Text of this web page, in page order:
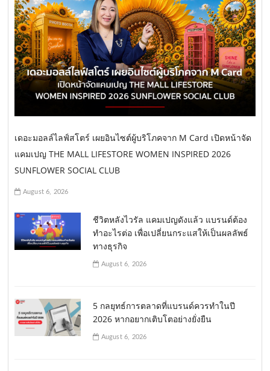
เดอะมอลล์ไลฟ์สโตร์ เผยอินไซต์ผู้บริโภคจาก M Card เปิดหน้าจัด
แคมเปญ THE MALL LIFESTORE WOMEN INSPIRED 2026
SUNFLOWER SOCIAL CLUB
August 6, 2026
ชีวิตหลังไวรัล แคมเปญดังแล้ว แบรนด์ต้อง
ทำอะไรต่อ เพื่อเปลี่ยนกระแสให้เป็นผลลัพธ์
ทางธุรกิจ
August 6, 2026
5 กลยุทธ์การตลาดที่แบรนด์ควรทำในปี
2026 หากอยากเติบโตอย่างยั่งยืน
August 6, 2026